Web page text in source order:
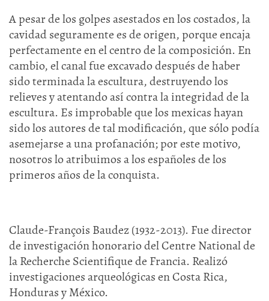
A pesar de los golpes asestados en los costados, la
cavidad seguramente es de origen, porque encaja
perfectamente en el centro de la composición. En
cambio, el canal fue excavado después de haber
sido terminada la escultura, destruyendo los
relieves y atentando así contra la integridad de la
escultura. Es improbable que los mexicas hayan
sido los autores de tal modificación, que sólo podía
asemejarse a una profanación; por este motivo,
nosotros lo atribuimos a los españoles de los
primeros años de la conquista.
Claude-François Baudez (1932-2013). Fue director
de investigación honorario del Centre National de
la Recherche Scientifique de Francia. Realizó
investigaciones arqueológicas en Costa Rica,
Honduras y México.